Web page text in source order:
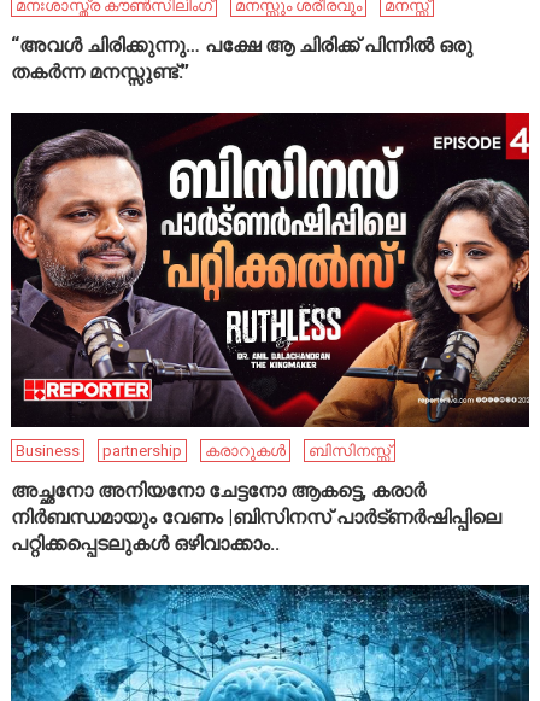
മനഃശാസ്ത്ര കൗൺസിലിംഗ്
മനസ്സും ശരീരവും മനസ്സ്
“അവൾ ചിരിക്കുന്നു… പക്ഷേ ആ ചിരിക്ക് പിന്നിൽ ഒരു
തകർന്ന മനസ്സുണ്ട്.”
Business partnership കരാറുകൾ ബിസിനസ്സ്
അച്ഛനോ അനിയനോ ചേട്ടനോ ആകട്ടെ, കരാർ
നിർബന്ധമായും വേണം |ബിസിനസ് പാർട്ണർഷിപ്പിലെ
പറ്റിക്കപ്പെടലുകൾ ഒഴിവാക്കാം..